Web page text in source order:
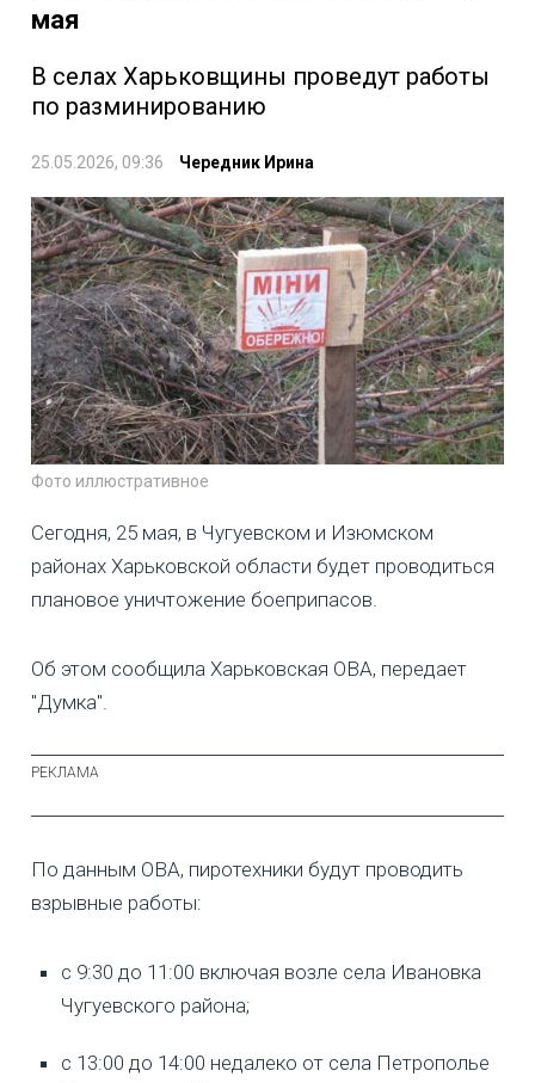
мая
В селах Харьковщины проведут работы
по разминированию
25.05.2026, 09:36 Чередник Ирина
Фото иллюстративное
Сегодня, 25 мая, в Чугуевском и Изюмском
районах Харьковской области будет проводиться
плановое уничтожение боеприпасов.
Об этом сообщила Харьковская ОВА, передает
"Думка".
По данным ОВА, пиротехники будут проводить
взрывные работы:
с 9:30 до 11:00 включая возле села Ивановка
Чугуевского района;
с 13:00 до 14:00 недалеко от села Петрополье